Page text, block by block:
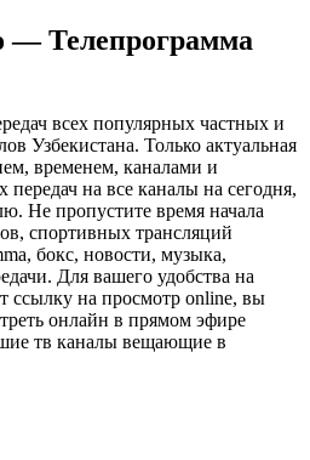
— Телепрограмма
всех популярных частных и
Узбекистана. Только актуальная
временем, каналами и
на все каналы на сегодня,
Не пропустите время начала
спортивных трансляций
бокс, новости, музыка,
Для вашего удобства на
ссылку на просмотр online, вы
онлайн в прямом эфире
тв каналы вещающие в